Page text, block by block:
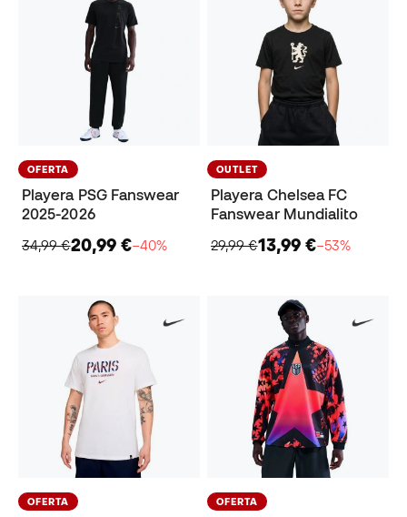
OFERTA
Playera PSG Fanswear
2025-2026
34,99 €20,99 €−40%
OUTLET
Playera Chelsea FC
Fanswear Mundialito
29,99 €13,99 €−53%
OFERTA OFERTA